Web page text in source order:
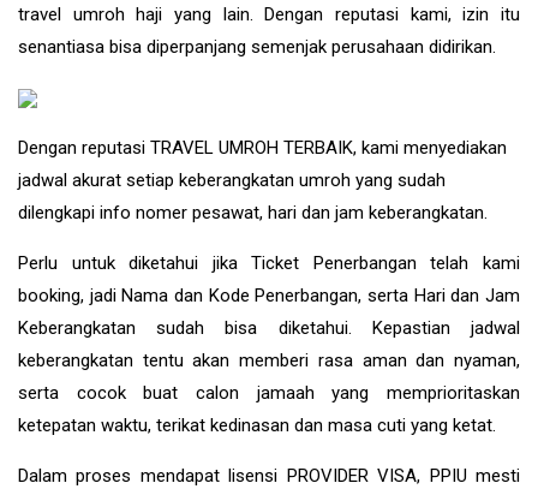
travel umroh haji yang lain. Dengan reputasi kami, izin itu
senantiasa bisa diperpanjang semenjak perusahaan didirikan.
Dengan reputasi TRAVEL UMROH TERBAIK, kami menyediakan
jadwal akurat setiap keberangkatan umroh yang sudah
dilengkapi info nomer pesawat, hari dan jam keberangkatan.
Perlu untuk diketahui jika Ticket Penerbangan telah kami
booking, jadi Nama dan Kode Penerbangan, serta Hari dan Jam
Keberangkatan sudah bisa diketahui. Kepastian jadwal
keberangkatan tentu akan memberi rasa aman dan nyaman,
serta cocok buat calon jamaah yang memprioritaskan
ketepatan waktu, terikat kedinasan dan masa cuti yang ketat.
Dalam proses mendapat lisensi PROVIDER VISA, PPIU mesti